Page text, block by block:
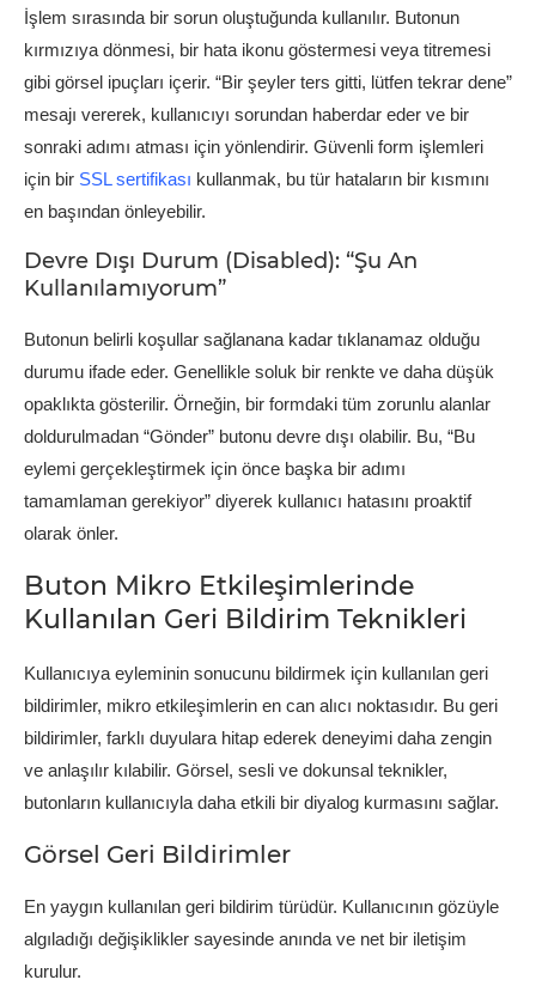
İşlem sırasında bir sorun oluştuğunda kullanılır. Butonun
kırmızıya dönmesi, bir hata ikonu göstermesi veya titremesi
gibi görsel ipuçları içerir. “Bir şeyler ters gitti, lütfen tekrar dene”
mesajı vererek, kullanıcıyı sorundan haberdar eder ve bir
sonraki adımı atması için yönlendirir. Güvenli form işlemleri
için bir SSL sertifikası kullanmak, bu tür hataların bir kısmını
en başından önleyebilir.
Devre Dışı Durum (Disabled): “Şu An
Kullanılamıyorum”
Butonun belirli koşullar sağlanana kadar tıklanamaz olduğu
durumu ifade eder. Genellikle soluk bir renkte ve daha düşük
opaklıkta gösterilir. Örneğin, bir formdaki tüm zorunlu alanlar
doldurulmadan “Gönder” butonu devre dışı olabilir. Bu, “Bu
eylemi gerçekleştirmek için önce başka bir adımı
tamamlaman gerekiyor” diyerek kullanıcı hatasını proaktif
olarak önler.
Buton Mikro Etkileşimlerinde
Kullanılan Geri Bildirim Teknikleri
Kullanıcıya eyleminin sonucunu bildirmek için kullanılan geri
bildirimler, mikro etkileşimlerin en can alıcı noktasıdır. Bu geri
bildirimler, farklı duyulara hitap ederek deneyimi daha zengin
ve anlaşılır kılabilir. Görsel, sesli ve dokunsal teknikler,
butonların kullanıcıyla daha etkili bir diyalog kurmasını sağlar.
Görsel Geri Bildirimler
En yaygın kullanılan geri bildirim türüdür. Kullanıcının gözüyle
algıladığı değişiklikler sayesinde anında ve net bir iletişim
kurulur.